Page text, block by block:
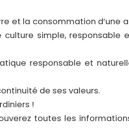
et la consommation d’une
culture simple, responsable
responsable et
de ses valeurs.
!
toutes les